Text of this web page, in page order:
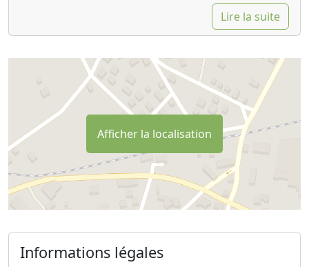
Lire la suite
Afficher la localisation
Informations légales